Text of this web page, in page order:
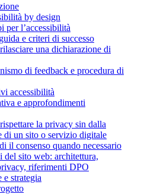
by design
per l’accessibilità
e criteri di successo
una dichiarazione di
di feedback e procedura di
accessibilità
e approfondimenti
la privacy sin dalla
di un sito o servizio digitale
il consenso quando necessario
del sito web: architettura,
riferimenti DPO
strategia